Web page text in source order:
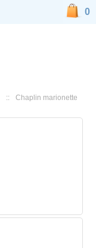
:: Chaplin marionette
0